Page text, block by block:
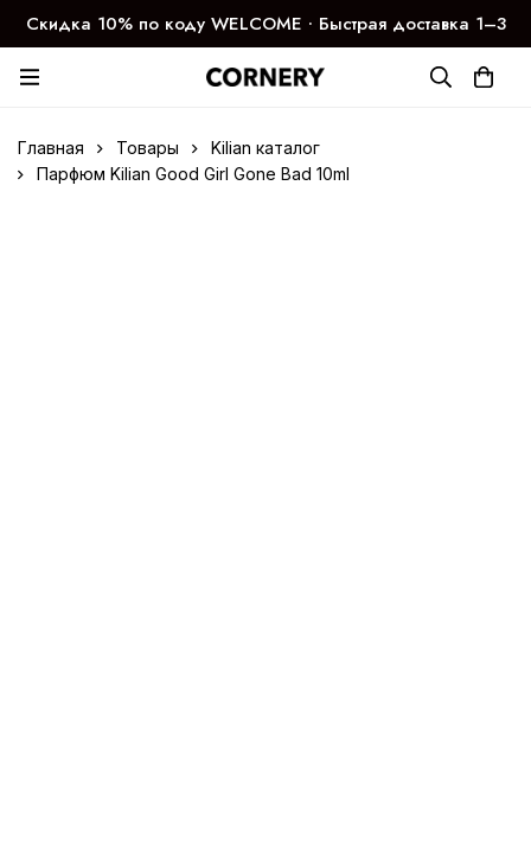
Скидка 10% по коду WELCOME ∙ Быстрая доставка 1–3
дня
Главная Товары
Kilian каталог
Парфюм Kilian Good Girl Gone Bad 10ml